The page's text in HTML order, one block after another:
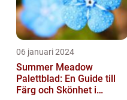
06 januari 2024
Summer Meadow
Palettblad: En Guide till
Färg och Skönhet i